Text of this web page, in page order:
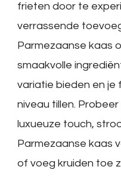
frieten door te
verrassende
Parmezaanse kaas
smaakvolle
variatie bieden en je
niveau tillen.
luxueuze touch,
Parmezaanse kaas
of voeg kruiden toe